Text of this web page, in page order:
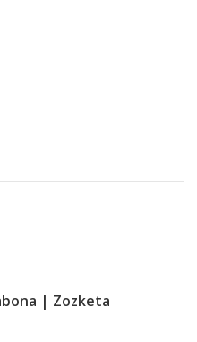
| Zozketa